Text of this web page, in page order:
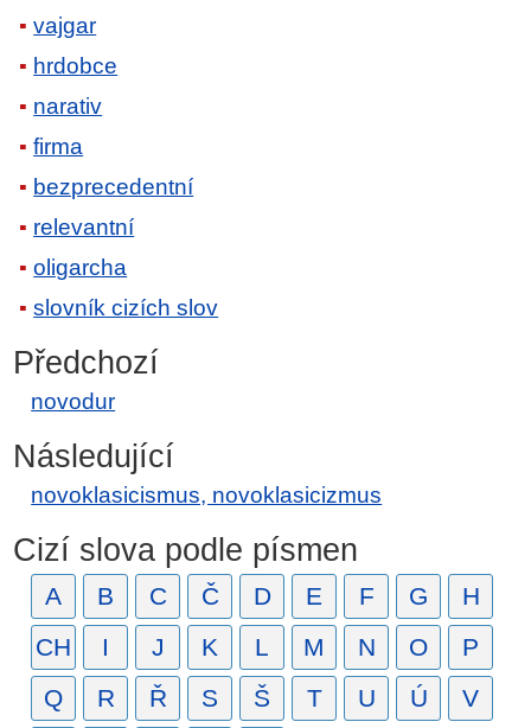
vajgar
hrdobce
narativ
firma
bezprecedentní
relevantní
oligarcha
slovník cizích slov
Předchozí
novodur
Následující
novoklasicismus, novoklasicizmus
Cizí slova podle písmen
A B C Č D E F G
H
CH
I J K L M N O
P
Q
R Ř S Š T U Ú V